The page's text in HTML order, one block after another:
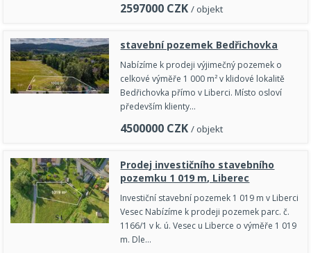
2597000 CZK / objekt
stavební pozemek Bedřichovka
Nabízíme k prodeji výjimečný pozemek o
celkové výměře 1 000 m² v klidové lokalitě
Bedřichovka přímo v Liberci. Místo osloví
především klienty…
4500000 CZK / objekt
Prodej investičního stavebního
pozemku 1 019 m, Liberec
Investiční stavební pozemek 1 019 m v Liberci
Vesec Nabízíme k prodeji pozemek parc. č.
1166/1 v k. ú. Vesec u Liberce o výměře 1 019
m. Dle…